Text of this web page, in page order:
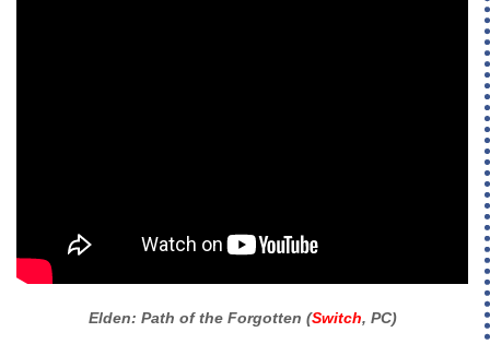
Elden: Path of the Forgotten (Switch, PC)